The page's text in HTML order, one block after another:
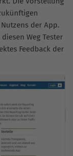
der App.
Weg Tester
Feedback der